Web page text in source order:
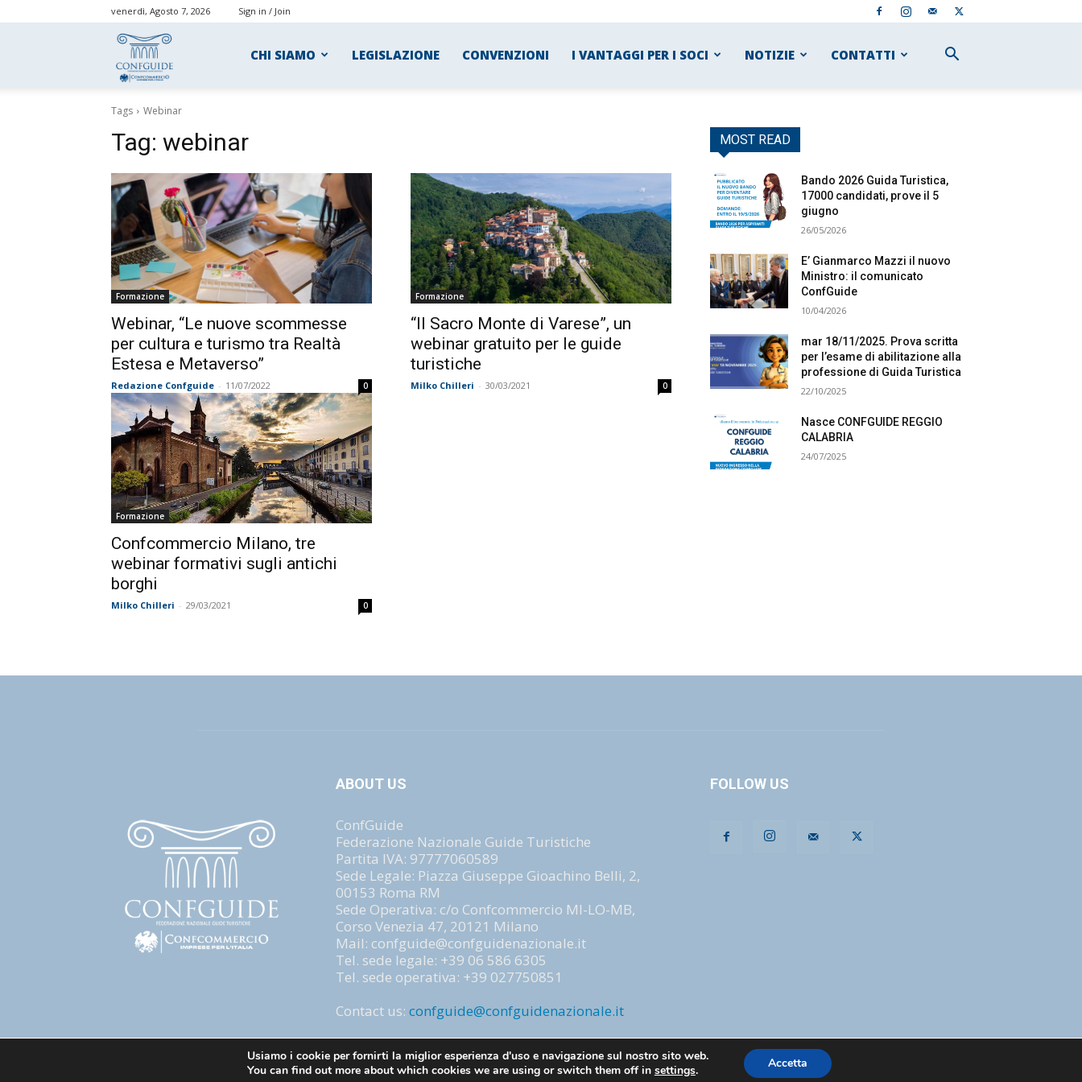
venerdì, Agosto 7, 2026 Sign in / Join
CHI SIAMO LEGISLAZIONE CONVENZIONI I VANTAGGI PER I SOCI NOTIZIE CONTATTI
Tags Webinar
Tag: webinar
Formazione
Webinar, “Le nuove scommesse
per cultura e turismo tra Realtà
Estesa e Metaverso”
Redazione Confguide - 11/07/2022 0
Formazione
“Il Sacro Monte di Varese”, un
webinar gratuito per le guide
turistiche
Milko Chilleri - 30/03/2021 0
Formazione
Confcommercio Milano, tre
webinar formativi sugli antichi
borghi
Milko Chilleri - 29/03/2021 0
MOST READ
Bando 2026 Guida Turistica,
17000 candidati, prove il 5
giugno
26/05/2026
E’ Gianmarco Mazzi il nuovo
Ministro: il comunicato
ConfGuide
10/04/2026
mar 18/11/2025. Prova scritta
per l’esame di abilitazione alla
professione di Guida Turistica
22/10/2025
Nasce CONFGUIDE REGGIO
CALABRIA
24/07/2025
ABOUT US
ConfGuide
Federazione Nazionale Guide Turistiche
Partita IVA: 97777060589
Sede Legale: Piazza Giuseppe Gioachino Belli, 2,
00153 Roma RM
Sede Operativa: c/o Confcommercio MI-LO-MB,
Corso Venezia 47, 20121 Milano
Mail: confguide@confguidenazionale.it
Tel. sede legale: +39 06 586 6305
Tel. sede operativa: +39 027750851
Contact us: confguide@confguidenazionale.it
FOLLOW US
Privacy e cookie
Usiamo i cookie per fornirti la miglior esperienza d'uso e navigazione sul nostro sito web.
You can find out more about which cookies we are using or switch them off in settings. Accetta